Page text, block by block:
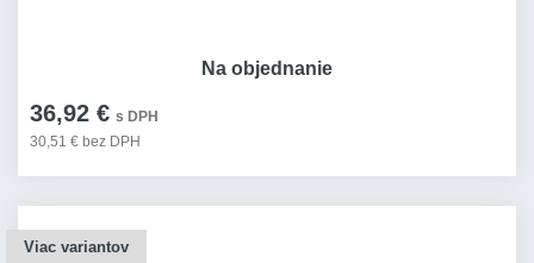
36,92 € s DPH
30,51 € bez DPH
Na objednanie
Viac variantov